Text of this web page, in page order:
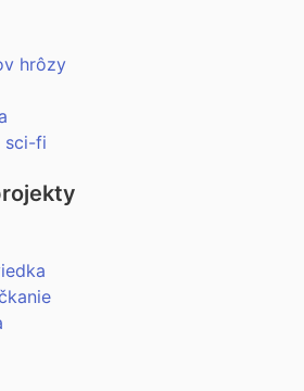
hrôzy
sci-fi